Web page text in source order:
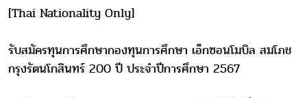
[Thai Nationality Only]
รับสมัครทุนการศึกษากองทุนการศึกษา เอ็กซอนโมบิล สมโภช
กรุงรัตนโกสินทร์ 200 ปี ประจำปีการศึกษา 2567